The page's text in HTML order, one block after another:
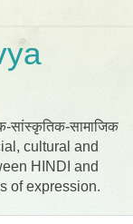
सांस्कृतिक-सामाजिक
cultural and
HINDI and
of expression.